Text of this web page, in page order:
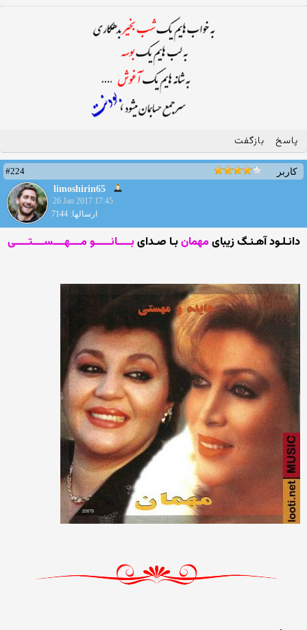
پاسخ بازگفت
کاربر
#224
limoshirin65
26 Jan 2017 17:45
ارسالها: 7144
دانـلـود آهـنـگ زیبای مهمانبـا صـدایبـــــانــــــو مــــهــــســــتـــــی